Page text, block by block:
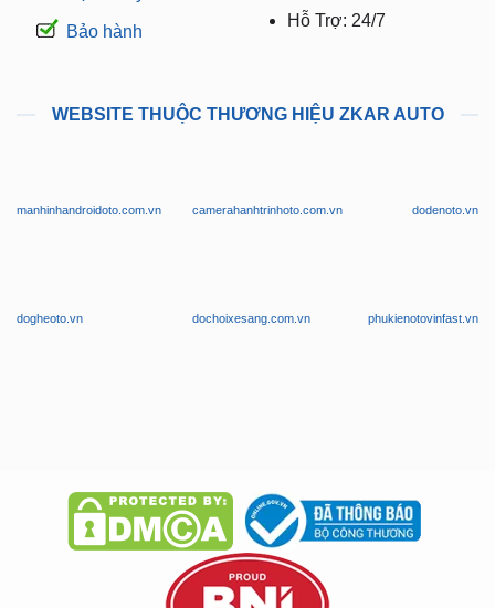
Bảo hành
Hỗ Trợ: 24/7
WEBSITE THUỘC THƯƠNG HIỆU ZKAR AUTO
manhinhandroidoto.com.vn camerahanhtrinhoto.com.vn dodenoto.vn
dogheoto.vn dochoixesang.com.vn phukienotovinfast.vn